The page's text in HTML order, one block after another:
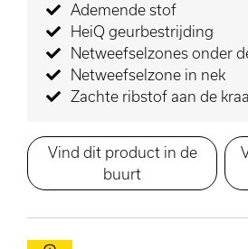
Ademende stof
HeiQ geurbestrijding
Netweefselzones onder
Netweefselzone in nek
Zachte ribstof aan de
Vind dit product in de
buurt